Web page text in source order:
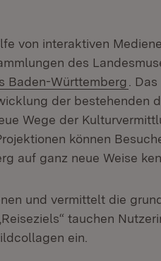
von interaktiven
des
Baden-Württemberg
.
der bestehenden
Wege der
können
auf ganz neue Weise
und vermittelt die
tauchen
ein.